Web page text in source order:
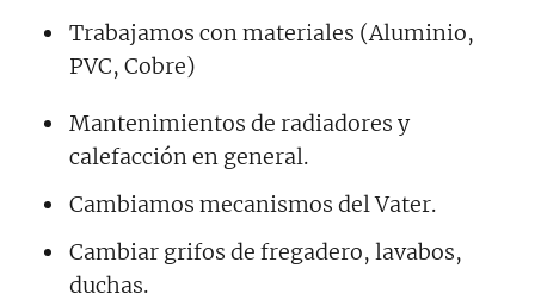
Trabajamos con materiales (Aluminio,
PVC, Cobre)
Mantenimientos de radiadores y
calefacción en general.
Cambiamos mecanismos del Vater.
Cambiar grifos de fregadero, lavabos,
duchas.